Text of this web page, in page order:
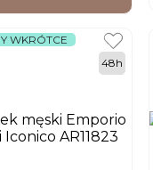
WKRÓTCE
48h